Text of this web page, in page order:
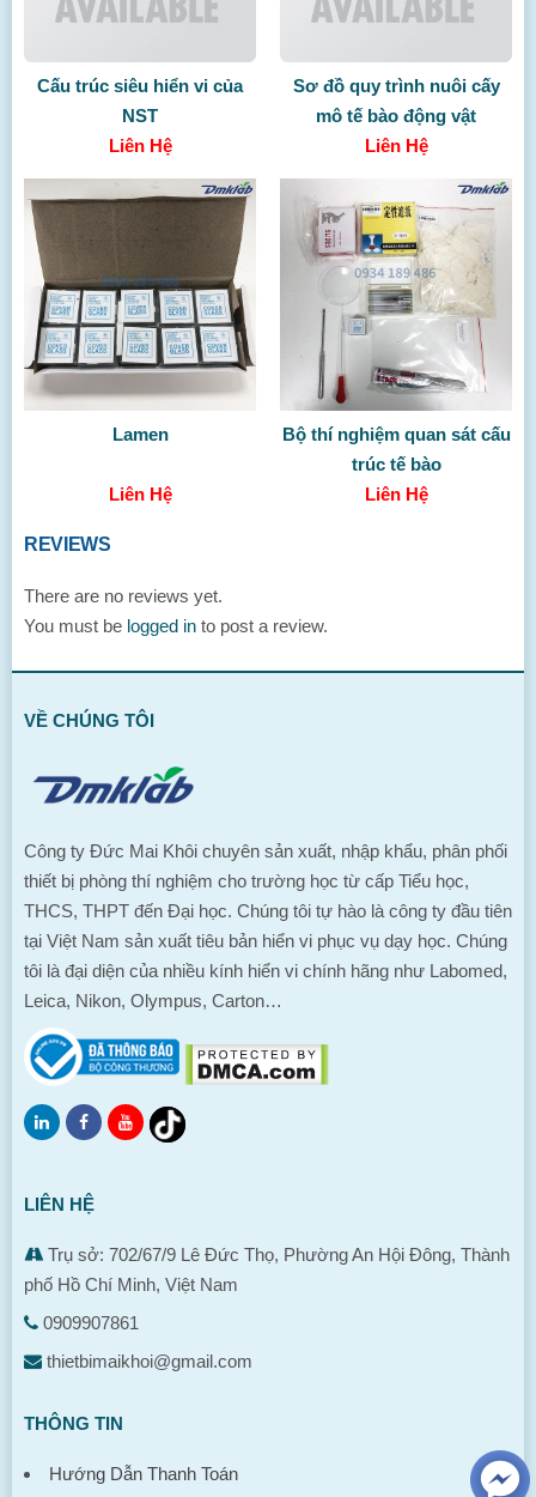
Cấu trúc siêu hiển vi của
NST
Liên Hệ
Sơ đồ quy trình nuôi cấy
mô tế bào động vật
Liên Hệ
Lamen
Liên Hệ
Bộ thí nghiệm quan sát cấu
trúc tế bào
Liên Hệ
REVIEWS
There are no reviews yet.
You must be logged in to post a review.
VỀ CHÚNG TÔI
Công ty Đức Mai Khôi chuyên sản xuất, nhập khẩu, phân phối
thiết bị phòng thí nghiệm cho trường học từ cấp Tiểu học,
THCS, THPT đến Đại học. Chúng tôi tự hào là công ty đầu tiên
tại Việt Nam sản xuất tiêu bản hiển vi phục vụ dạy học. Chúng
tôi là đại diện của nhiều kính hiển vi chính hãng như Labomed,
Leica, Nikon, Olympus, Carton…
LIÊN HỆ
Trụ sở: 702/67/9 Lê Đức Thọ, Phường An Hội Đông, Thành
phố Hồ Chí Minh, Việt Nam
0909907861
thietbimaikhoi@gmail.com
THÔNG TIN
Hướng Dẫn Thanh Toán